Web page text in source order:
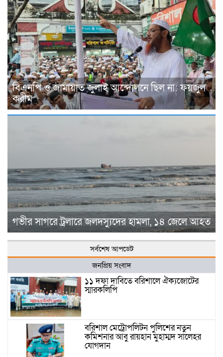
বিএনপি ও জামায়াত জুলাই আন্দোলনে ছিল না: ফয়জুল
করীম
গভীর সাগরে ট্রলারে জলদস্যুদের হামলা, ১৪ জেলে আহত
সর্বশেষ আপডেট
জনপ্রিয় সংবাদ
১১ দফা দাবিতে বরিশালে ঐক্যজোটের
স্মারকলিপি
বরিশাল মেট্রোপলিটন পুলিশের নতুন
কমিশনার আবু রায়হান মুহাম্মদ সালেহর
যোগদান